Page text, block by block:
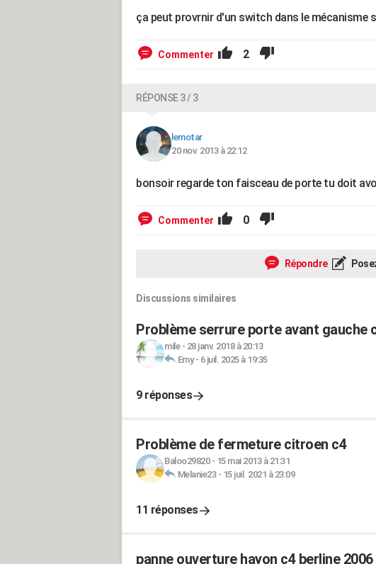
ça peut provrnir d'un switch dans le mécanisme
Commenter 2
RÉPONSE 3 / 3
lemotar
20 nov. 2013 à 22:12
bonsoir regarde ton faisceau de porte tu doit
Commenter 0
Répondre
Discussions similaires
Problème serrure porte avant gauche
mile- 28 janv. 2018 à 20:13
Emy- 6 juil. 2025 à 19:35
9 réponses
Problème de fermeture citroen c4
Baloo29820- 15 mai 2013 à 21:31
Melanie23- 15 juil. 2021 à 23:09
11 réponses
panne ouverture hayon c4 berline 2006